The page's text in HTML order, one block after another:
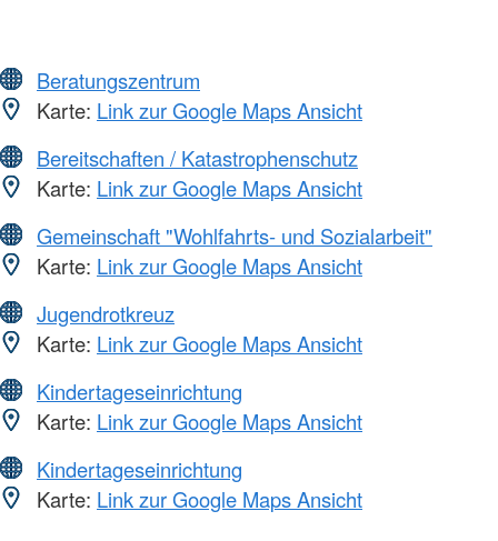
Beratungszentrum
Karte: Link zur Google Maps Ansicht
Bereitschaften / Katastrophenschutz
Karte: Link zur Google Maps Ansicht
Gemeinschaft "Wohlfahrts- und Sozialarbeit"
Karte: Link zur Google Maps Ansicht
Jugendrotkreuz
Karte: Link zur Google Maps Ansicht
Kindertageseinrichtung
Karte: Link zur Google Maps Ansicht
Kindertageseinrichtung
Karte: Link zur Google Maps Ansicht